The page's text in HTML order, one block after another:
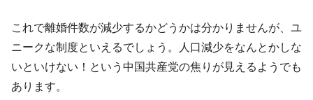
発。
『Money1』
韓国政府「ニセＫ-ブランドを通報しようキ
ャンペーン」⇒ あの名物教授も登場！
『Money1』
これで離婚件数が減少するかどうかは分かりませんが、ユ
ニークな制度といえるでしょう。人口減少をなんとかしな
いといけない！という中国共産党の焦りが見えるようでも
あります。